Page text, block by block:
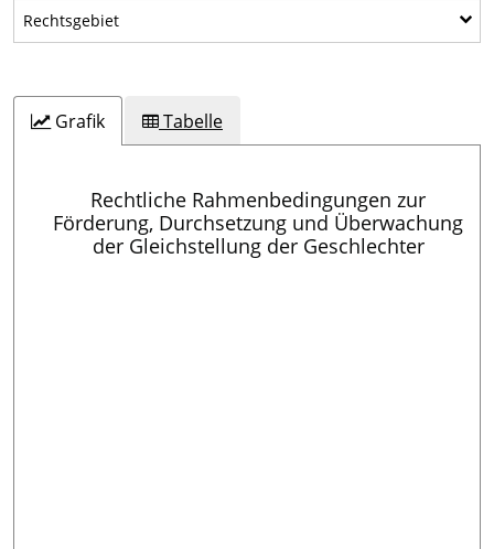
RechtsgebietRechtsgebiet
Grafik Tabelle
Rechtliche Rahmenbedingungen zur
Förderung, Durchsetzung und Überwachung
der Gleichstellung der Geschlechter